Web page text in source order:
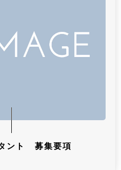
ント 募集要項